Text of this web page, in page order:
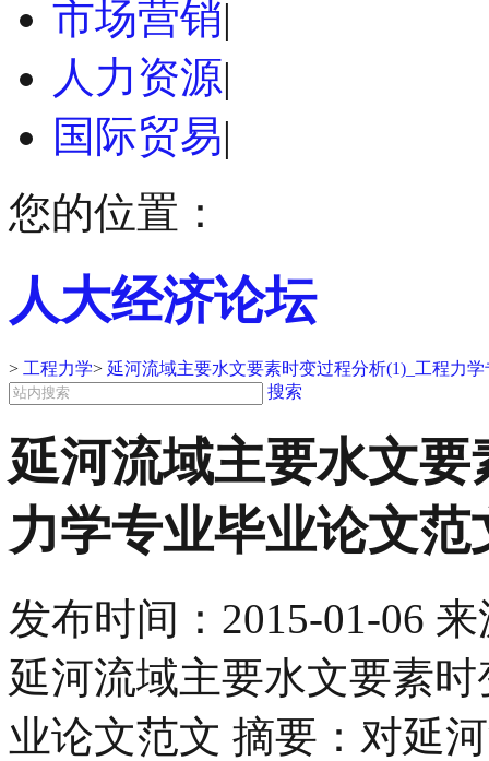
市场营销|
人力资源|
国际贸易|
您的位置：
人大经济论坛
> 工程力学> 延河流域主要水文要素时变过程分析(1)_工程力
搜索
延河流域主要水文
力学专业毕业论文范
发布时间： 2015-01-06 来
延河流域主要水文要素
业论文范文 摘要：对延